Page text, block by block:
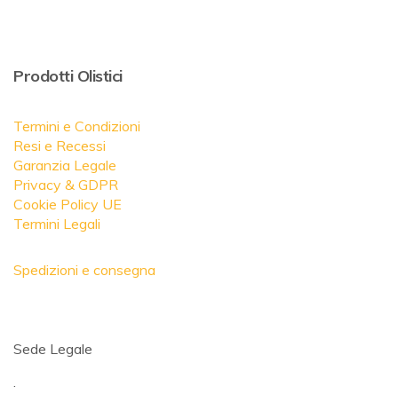
Prodotti Olistici
Termini e Condizioni
Resi e Recessi
Garanzia Legale
Privacy & GDPR
Cookie Policy UE
Termini Legali
Spedizioni e consegna
Sede Legale